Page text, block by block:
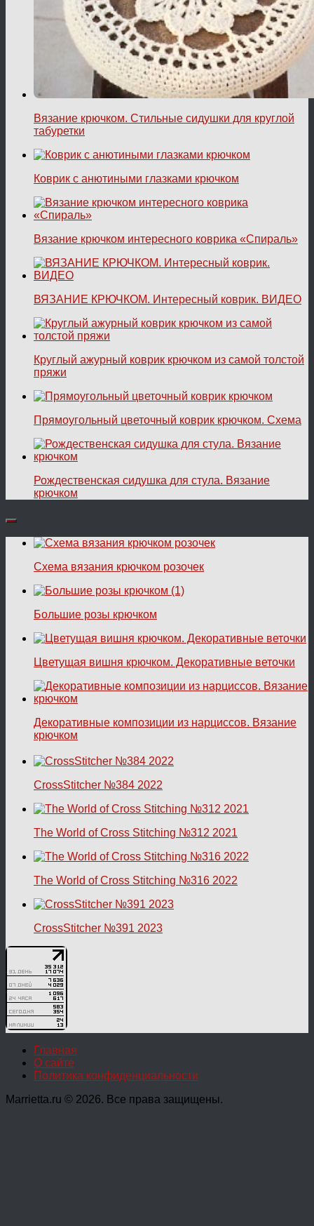
Вязание крючком. Стильные сидушки для круглой
табуретки
Коврик с анютиными глазками крючком
Вязание крючком интересного коврика «Спираль»
ВЯЗАНИЕ КРЮЧКОМ. Интересный коврик. ВИДЕО
Круглый ажурный коврик крючком из самой толстой
пряжи
Прямоугольный цветочный коврик крючком. Схема
Рождественская сидушка для стула. Вязание
крючком
Схема вязания крючком розочек
Большие розы крючком
Цветущая вишня крючком. Декоративные веточки
Декоративные композиции из нарциссов. Вязание
крючком
CrossStitcher №384 2022
The World of Cross Stitching №312 2021
The World of Cross Stitching №316 2022
CrossStitcher №391 2023
Главная
О сайте
Политика конфиденциальности
Marrietta.ru © 2026. Все права защищены.